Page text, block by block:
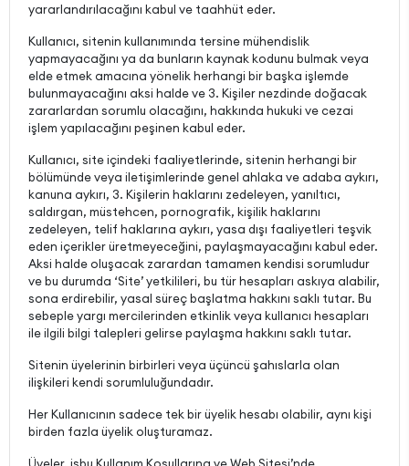
yararlandırılacağını kabul ve taahhüt eder.
Kullanıcı, sitenin kullanımında tersine mühendislik
yapmayacağını ya da bunların kaynak kodunu bulmak veya
elde etmek amacına yönelik herhangi bir başka işlemde
bulunmayacağını aksi halde ve 3. Kişiler nezdinde doğacak
zararlardan sorumlu olacağını, hakkında hukuki ve cezai
işlem yapılacağını peşinen kabul eder.
Kullanıcı, site içindeki faaliyetlerinde, sitenin herhangi bir
bölümünde veya iletişimlerinde genel ahlaka ve adaba aykırı,
kanuna aykırı, 3. Kişilerin haklarını zedeleyen, yanıltıcı,
saldırgan, müstehcen, pornografik, kişilik haklarını
zedeleyen, telif haklarına aykırı, yasa dışı faaliyetleri teşvik
eden içerikler üretmeyeceğini, paylaşmayacağını kabul eder.
Aksi halde oluşacak zarardan tamamen kendisi sorumludur
ve bu durumda ‘Site’ yetkilileri, bu tür hesapları askıya alabilir,
sona erdirebilir, yasal süreç başlatma hakkını saklı tutar. Bu
sebeple yargı mercilerinden etkinlik veya kullanıcı hesapları
ile ilgili bilgi talepleri gelirse paylaşma hakkını saklı tutar.
Sitenin üyelerinin birbirleri veya üçüncü şahıslarla olan
ilişkileri kendi sorumluluğundadır.
Her Kullanıcının sadece tek bir üyelik hesabı olabilir, aynı kişi
birden fazla üyelik oluşturamaz.